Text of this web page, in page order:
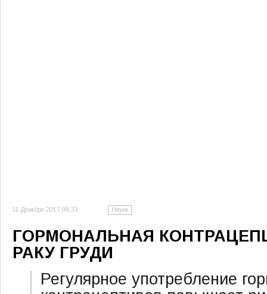
11 Декабря 2017 08:33 Наука
ГОРМОНАЛЬНАЯ
РАКУ ГРУДИ
Регулярное употребление